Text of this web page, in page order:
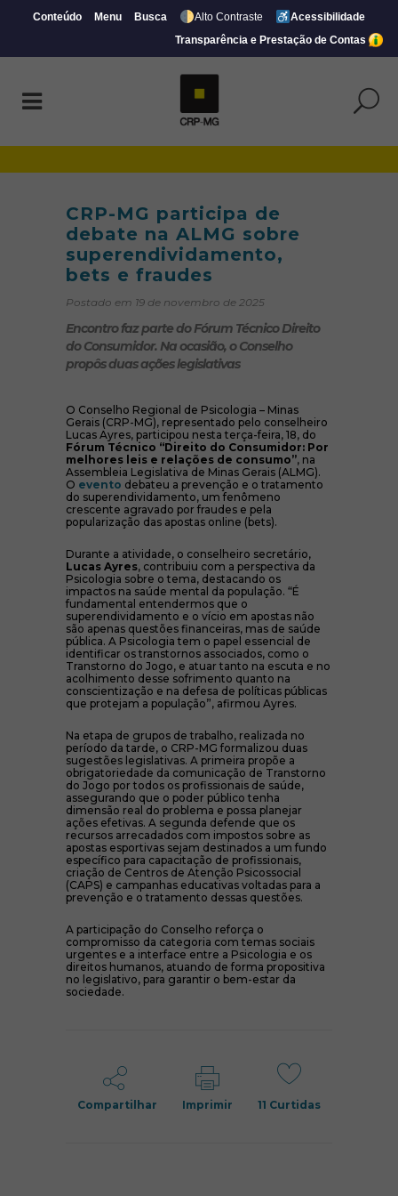
Conteúdo Menu Busca Alto Contraste
Acessibilidade
Transparência e Prestação de Contas
CRP-MG participa de
debate na ALMG sobre
superendividamento,
bets e fraudes
Postado em 19 de novembro de 2025
Encontro faz parte do Fórum Técnico Direito
do Consumidor. Na ocasião, o Conselho
propôs duas ações legislativas
O Conselho Regional de Psicologia – Minas
Gerais (CRP-MG), representado pelo conselheiro
Lucas Ayres, participou nesta terça-feira, 18, do
Fórum Técnico “Direito do Consumidor: Por
melhores leis e relações de consumo”, na
Assembleia Legislativa de Minas Gerais (ALMG).
O evento (abre em nova janela)
debateu a prevenção e o tratamento
do superendividamento, um fenômeno
crescente agravado por fraudes e pela
popularização das apostas online (bets).
Durante a atividade, o conselheiro secretário,
Lucas Ayres, contribuiu com a perspectiva da
Psicologia sobre o tema, destacando os
impactos na saúde mental da população. “É
fundamental entendermos que o
superendividamento e o vício em apostas não
são apenas questões financeiras, mas de saúde
pública. A Psicologia tem o papel essencial de
identificar os transtornos associados, como o
Transtorno do Jogo, e atuar tanto na escuta e no
acolhimento desse sofrimento quanto na
conscientização e na defesa de políticas públicas
que protejam a população”, afirmou Ayres.
Na etapa de grupos de trabalho, realizada no
período da tarde, o CRP-MG formalizou duas
sugestões legislativas. A primeira propõe a
obrigatoriedade da comunicação de Transtorno
do Jogo por todos os profissionais de saúde,
assegurando que o poder público tenha
dimensão real do problema e possa planejar
ações efetivas. A segunda defende que os
recursos arrecadados com impostos sobre as
apostas esportivas sejam destinados a um fundo
específico para capacitação de profissionais,
criação de Centros de Atenção Psicossocial
(CAPS) e campanhas educativas voltadas para a
prevenção e o tratamento dessas questões.
A participação do Conselho reforça o
compromisso da categoria com temas sociais
urgentes e a interface entre a Psicologia e os
direitos humanos, atuando de forma propositiva
no legislativo, para garantir o bem-estar da
sociedade.
Compartilhar Imprimir 11 Curtidas